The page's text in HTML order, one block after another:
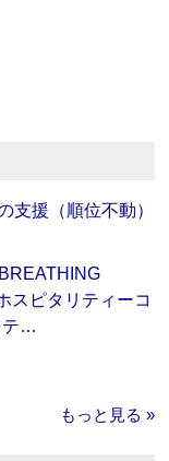
支援（順位不動）
スピタリティーコ
テ…
もっと見る »